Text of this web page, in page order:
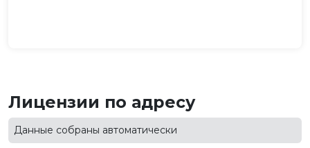
Лицензии по адресу
Данные собраны автоматически